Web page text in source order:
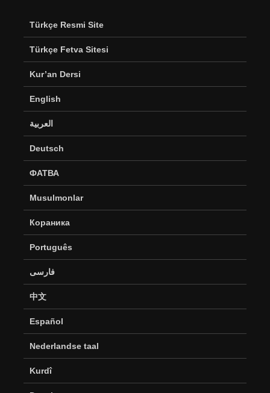
Türkçe Resmi Site
Türkçe Fetva Sitesi
Kur’an Dersi
English
العربية
Deutsch
ФАТВА
Musulmonlar
Кораника
Português
فارسی
中文
Español
Nederlandse taal
Kurdî